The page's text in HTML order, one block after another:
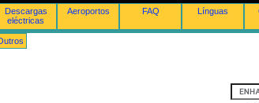
Descargas
eléctricas
Aeroportos FAQ Línguas